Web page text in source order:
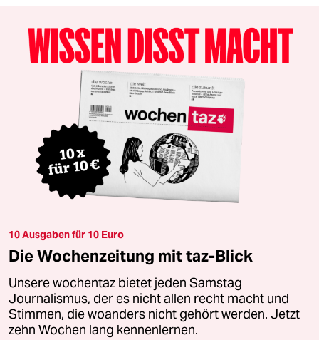
10 Ausgaben für 10 Euro
Die Wochenzeitung mit taz-Blick
Unsere wochentaz bietet jeden Samstag
Journalismus, der es nicht allen recht macht und
Stimmen, die woanders nicht gehört werden. Jetzt
zehn Wochen lang kennenlernen.